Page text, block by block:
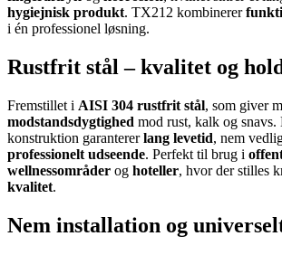
hygiejnisk produkt. TX212 kombinerer
i én professionel løsning.
Rustfrit stål – kvalitet og
Fremstillet i AISI 304 rustfrit stål, som giver
modstandsdygtighed mod rust, kalk og snavs.
konstruktion garantererlang levetid, nem
professionelt udseende. Perfekt til brug i
wellnessområder og hoteller, hvor der stilles
kvalitet.
Nem installation og